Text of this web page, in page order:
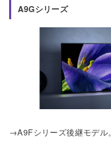
A9Gシリーズ
→A9Fシリーズ後継モデル